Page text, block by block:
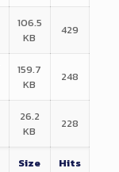
Size Hits
106.5
KB
429
159.7
KB
248
26.2
KB
228